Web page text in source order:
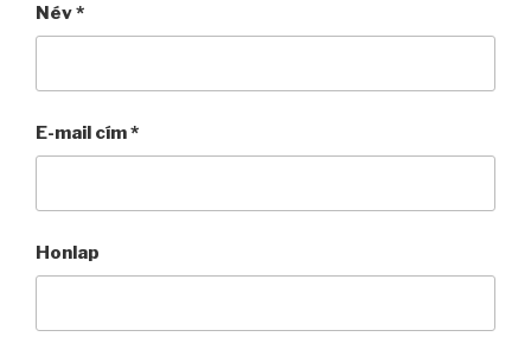
Név*
E-mail cím*
Honlap